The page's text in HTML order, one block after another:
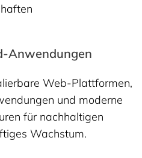
Anwendungen
Web-Plattformen,
und moderne
für nachhaltigen
Wachstum.